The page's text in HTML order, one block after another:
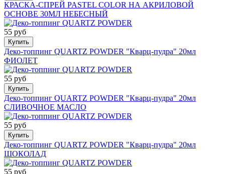
КРАСКА-СПРЕЙ PASTEL COLOR НА АКРИЛОВОЙ
ОСНОВЕ 30МЛ НЕБЕСНЫЙ
55 руб
Купить
Деко-топпинг QUARTZ POWDER "Кварц-пудра" 20мл
ФИОЛЕТ
55 руб
Купить
Деко-топпинг QUARTZ POWDER "Кварц-пудра" 20мл
СЛИВОЧНОЕ МАСЛО
55 руб
Купить
Деко-топпинг QUARTZ POWDER "Кварц-пудра" 20мл
ШОКОЛАД
55 руб